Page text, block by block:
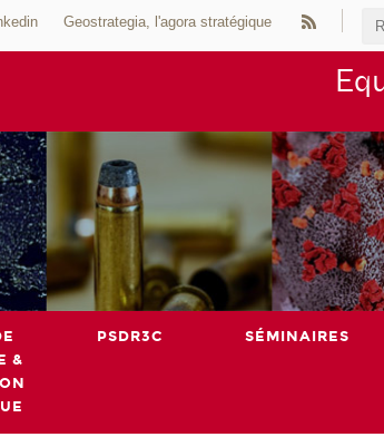
Geostrategia, l'agora stratégique
&
PSDR3C SÉMINAIRES